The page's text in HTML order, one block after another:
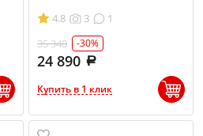
4.8 3
1
35 340
-30%
24 890
Купить в 1 клик